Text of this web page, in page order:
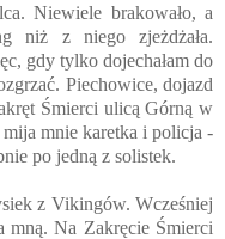
Niewiele brakowało, a
niż z niego zjeżdżała.
gdy tylko dojechałam do
Piechowice, dojazd
Śmierci ulicą Górną w
mnie karetka i policja -
po jedną z solistek.
z Vikingów. Wcześniej
mną. Na Zakręcie Śmierci